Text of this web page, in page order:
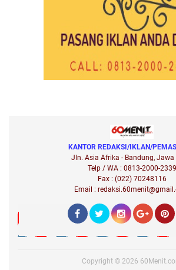
KANTOR REDAKSI/IKLAN/
Jln. Asia Afrika - Bandung, Jawa
Telp / WA : 0813-2000-2339
Fax : (022) 70248116
Email :
Copyright © 2026